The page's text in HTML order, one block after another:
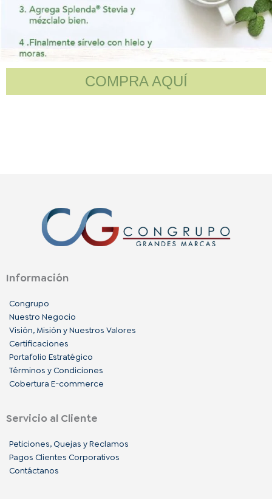
COMPRA AQUÍ
Información
Congrupo
Nuestro Negocio
Visión, Misión y Nuestros Valores
Certificaciones
Portafolio Estratégico
Términos y Condiciones
Cobertura E-commerce
Servicio al Cliente
Peticiones, Quejas y Reclamos
Pagos Clientes Corporativos
Contáctanos